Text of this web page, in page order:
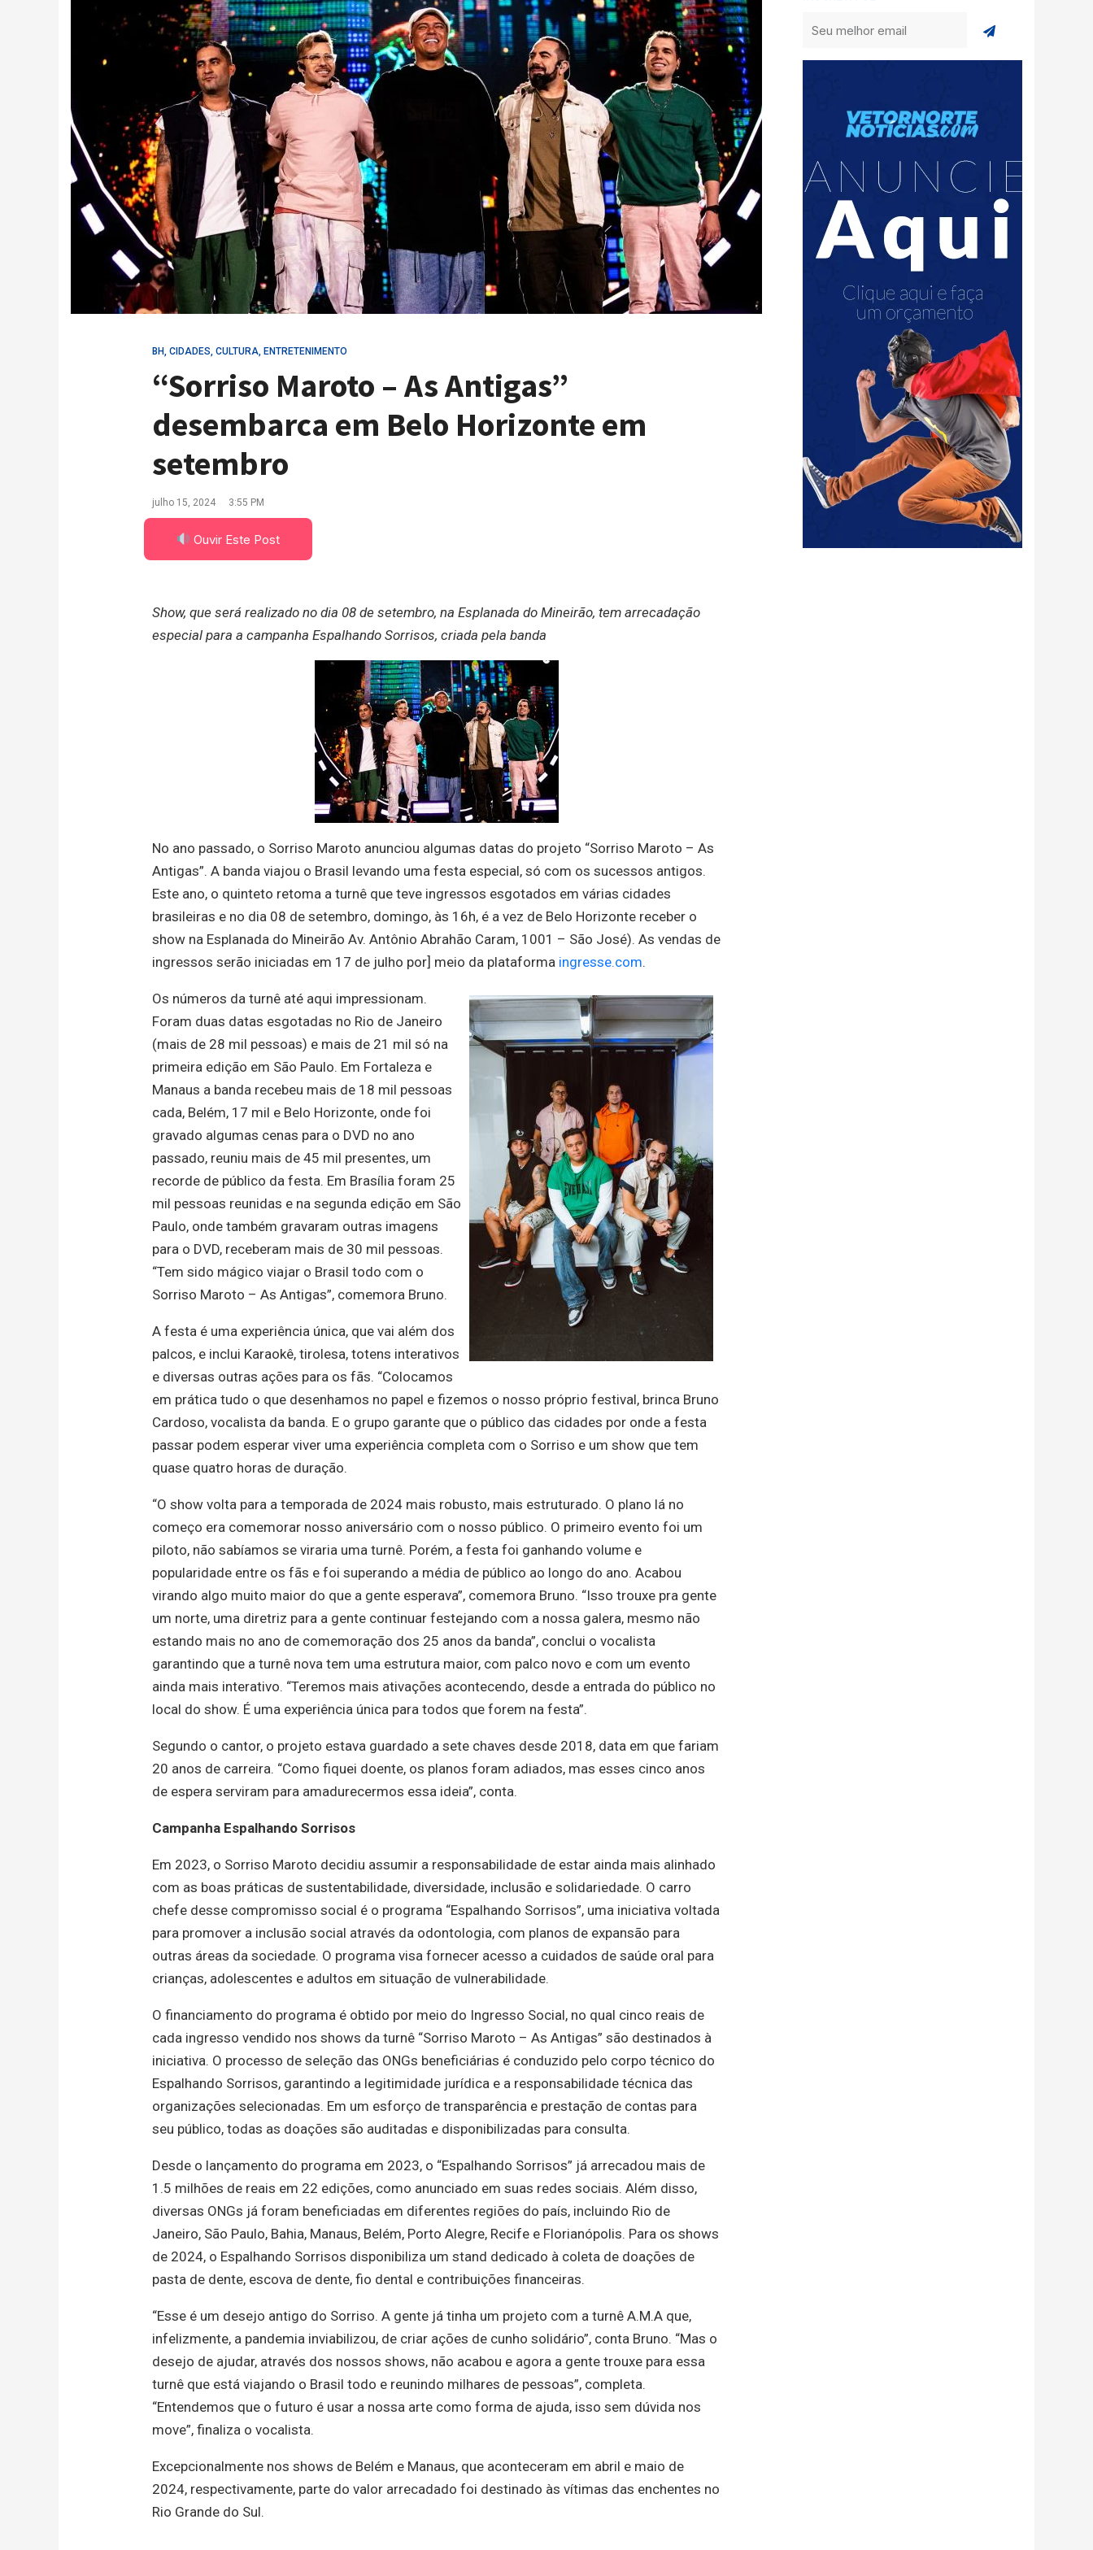
BH, CIDADES, CULTURA, ENTRETENIMENTO
“Sorriso Maroto – As Antigas”
desembarca em Belo Horizonte em
setembro
julho 15, 2024 3:55 PM
Ouvir Este Post
Show, que será realizado no dia 08 de setembro, na Esplanada do Mineirão, tem arrecadação
especial para a campanha Espalhando Sorrisos, criada pela banda
No ano passado, o Sorriso Maroto anunciou algumas datas do projeto “Sorriso Maroto – As
Antigas”. A banda viajou o Brasil levando uma festa especial, só com os sucessos antigos.
Este ano, o quinteto retoma a turnê que teve ingressos esgotados em várias cidades
brasileiras e no dia 08 de setembro, domingo, às 16h, é a vez de Belo Horizonte receber o
show na Esplanada do Mineirão Av. Antônio Abrahão Caram, 1001 – São José). As vendas de
ingressos serão iniciadas em 17 de julho por] meio da plataforma ingresse.com.
Os números da turnê até aqui impressionam.
Foram duas datas esgotadas no Rio de Janeiro
(mais de 28 mil pessoas) e mais de 21 mil só na
primeira edição em São Paulo. Em Fortaleza e
Manaus a banda recebeu mais de 18 mil pessoas
cada, Belém, 17 mil e Belo Horizonte, onde foi
gravado algumas cenas para o DVD no ano
passado, reuniu mais de 45 mil presentes, um
recorde de público da festa. Em Brasília foram 25
mil pessoas reunidas e na segunda edição em São
Paulo, onde também gravaram outras imagens
para o DVD, receberam mais de 30 mil pessoas.
“Tem sido mágico viajar o Brasil todo com o
Sorriso Maroto – As Antigas”, comemora Bruno.
A festa é uma experiência única, que vai além dos
palcos, e inclui Karaokê, tirolesa, totens interativos
e diversas outras ações para os fãs. “Colocamos
em prática tudo o que desenhamos no papel e fizemos o nosso próprio festival, brinca Bruno
Cardoso, vocalista da banda. E o grupo garante que o público das cidades por onde a festa
passar podem esperar viver uma experiência completa com o Sorriso e um show que tem
quase quatro horas de duração.
“O show volta para a temporada de 2024 mais robusto, mais estruturado. O plano lá no
começo era comemorar nosso aniversário com o nosso público. O primeiro evento foi um
piloto, não sabíamos se viraria uma turnê. Porém, a festa foi ganhando volume e
popularidade entre os fãs e foi superando a média de público ao longo do ano. Acabou
virando algo muito maior do que a gente esperava”, comemora Bruno. “Isso trouxe pra gente
um norte, uma diretriz para a gente continuar festejando com a nossa galera, mesmo não
estando mais no ano de comemoração dos 25 anos da banda”, conclui o vocalista
garantindo que a turnê nova tem uma estrutura maior, com palco novo e com um evento
ainda mais interativo. “Teremos mais ativações acontecendo, desde a entrada do público no
local do show. É uma experiência única para todos que forem na festa”.
Segundo o cantor, o projeto estava guardado a sete chaves desde 2018, data em que fariam
20 anos de carreira. “Como fiquei doente, os planos foram adiados, mas esses cinco anos
de espera serviram para amadurecermos essa ideia”, conta.
Campanha Espalhando Sorrisos
Em 2023, o Sorriso Maroto decidiu assumir a responsabilidade de estar ainda mais alinhado
com as boas práticas de sustentabilidade, diversidade, inclusão e solidariedade. O carro
chefe desse compromisso social é o programa “Espalhando Sorrisos”, uma iniciativa voltada
para promover a inclusão social através da odontologia, com planos de expansão para
outras áreas da sociedade. O programa visa fornecer acesso a cuidados de saúde oral para
crianças, adolescentes e adultos em situação de vulnerabilidade.
O financiamento do programa é obtido por meio do Ingresso Social, no qual cinco reais de
cada ingresso vendido nos shows da turnê “Sorriso Maroto – As Antigas” são destinados à
iniciativa. O processo de seleção das ONGs beneficiárias é conduzido pelo corpo técnico do
Espalhando Sorrisos, garantindo a legitimidade jurídica e a responsabilidade técnica das
organizações selecionadas. Em um esforço de transparência e prestação de contas para
seu público, todas as doações são auditadas e disponibilizadas para consulta.
Desde o lançamento do programa em 2023, o “Espalhando Sorrisos” já arrecadou mais de
1.5 milhões de reais em 22 edições, como anunciado em suas redes sociais. Além disso,
diversas ONGs já foram beneficiadas em diferentes regiões do país, incluindo Rio de
Janeiro, São Paulo, Bahia, Manaus, Belém, Porto Alegre, Recife e Florianópolis. Para os shows
de 2024, o Espalhando Sorrisos disponibiliza um stand dedicado à coleta de doações de
pasta de dente, escova de dente, fio dental e contribuições financeiras.
“Esse é um desejo antigo do Sorriso. A gente já tinha um projeto com a turnê A.M.A que,
infelizmente, a pandemia inviabilizou, de criar ações de cunho solidário”, conta Bruno. “Mas o
desejo de ajudar, através dos nossos shows, não acabou e agora a gente trouxe para essa
turnê que está viajando o Brasil todo e reunindo milhares de pessoas”, completa.
“Entendemos que o futuro é usar a nossa arte como forma de ajuda, isso sem dúvida nos
move”, finaliza o vocalista.
Excepcionalmente nos shows de Belém e Manaus, que aconteceram em abril e maio de
2024, respectivamente, parte do valor arrecadado foi destinado às vítimas das enchentes no
Rio Grande do Sul.